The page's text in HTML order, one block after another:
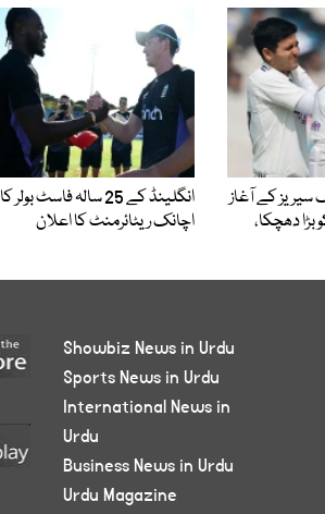
سیریز کے آغاز
دھچکا،
انگلینڈ کے 25 سالہ فاسٹ بولر کا
اچانک ریٹائرمنٹ کا اعلان
Showbiz News in Urdu
Sports News in Urdu
International News in
Urdu
Business News in Urdu
Urdu Magazine